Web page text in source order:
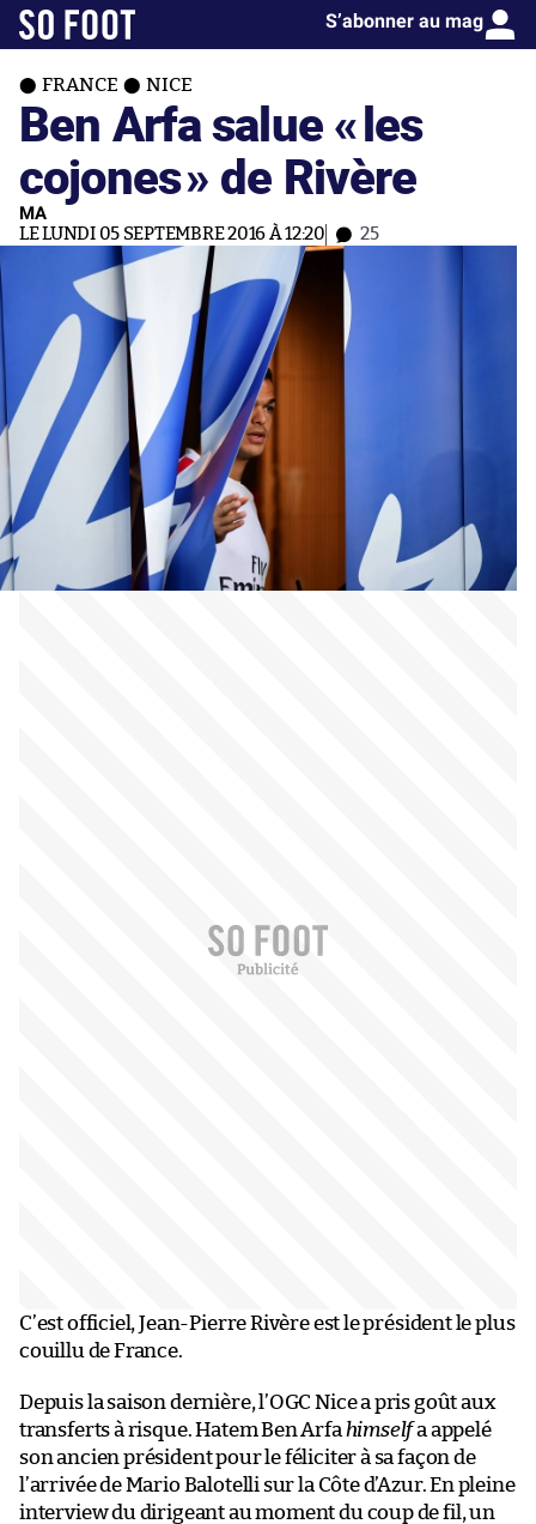
S’abonner au mag
FRANCE NICE
Ben Arfa salue «les
cojones» de Rivère
MA
LE LUNDI 05 SEPTEMBRE 2016 À 12:20 25
C’est officiel, Jean-Pierre Rivère est le président le plus
couillu de France.
Depuis la saison dernière, l’OGC Nice a pris goût aux
transferts à risque. Hatem Ben Arfa himselfa appelé
son ancien président pour le féliciter à sa façon de
l’arrivée de Mario Balotelli sur la Côte d’Azur. En pleine
interview du dirigeant au moment du coup de fil, un